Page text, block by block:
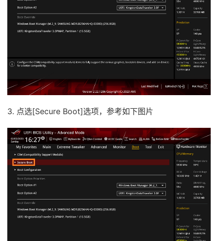
3. 点选[Secure Boot]选项，参考如下图片